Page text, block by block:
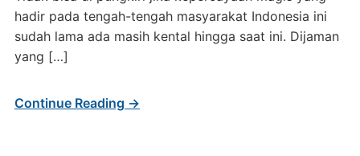
hadir pada tengah-tengah masyarakat Indonesia ini
sudah lama ada masih kental hingga saat ini. Dijaman
yang […]
Continue Reading →